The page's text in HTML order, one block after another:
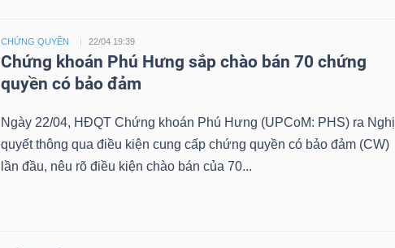
CHỨNG QUYỀN 22/04 19:39
Chứng khoán Phú Hưng sắp chào bán 70 chứng
quyền có bảo đảm
Ngày 22/04, HĐQT Chứng khoán Phú Hưng (UPCoM: PHS) ra Nghị
quyết thông qua điều kiện cung cấp chứng quyền có bảo đảm (CW)
lần đầu, nêu rõ điều kiện chào bán của 70...